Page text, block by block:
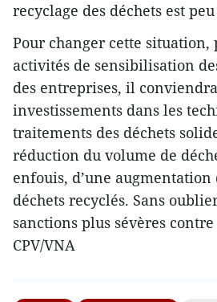
recyclage des déchets est
Pour changer cette
activités de sensibilisation
des entreprises, il
investissements dans les
traitements des déchets
réduction du volume de
enfouis, d’une
déchets recyclés. Sans
sanctions plus sévères
CPV/VNA